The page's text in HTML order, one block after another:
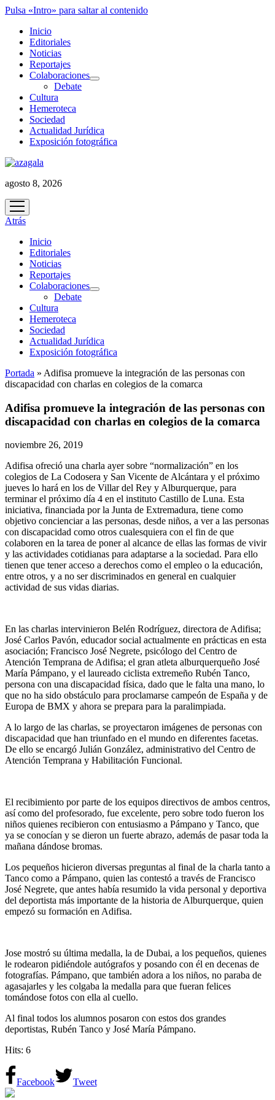
Pulsa «Intro» para saltar al contenido
Inicio
Editoriales
Noticias
Reportajes
Colaboraciones
abrir
Debate
Cultura
Hemeroteca
Sociedad
Actualidad Jurídica
Exposición fotográfica
agosto 8, 2026
abrir
menú
Atrás
Inicio
Editoriales
Noticias
Reportajes
Colaboraciones
abrir
Debate
Cultura
Hemeroteca
Sociedad
Actualidad Jurídica
Exposición fotográfica
Portada » Adifisa promueve la integración de las personas con
discapacidad con charlas en colegios de la comarca
Adifisa promueve la integración de las personas con
discapacidad con charlas en colegios de la comarca
noviembre 26, 2019
Adifisa ofreció una charla ayer sobre “normalización” en los
colegios de La Codosera y San Vicente de Alcántara y el próximo
jueves lo hará en los de Villar del Rey y Alburquerque, para
terminar el próximo día 4 en el instituto Castillo de Luna. Esta
iniciativa, financiada por la Junta de Extremadura, tiene como
objetivo concienciar a las personas, desde niños, a ver a las personas
con discapacidad como otros cualesquiera con el fin de que
colaboren en la tarea de poner al alcance de ellas las formas de vivir
y las actividades cotidianas para adaptarse a la sociedad. Para ello
tienen que tener acceso a derechos como el empleo o la educación,
entre otros, y a no ser discriminados en general en cualquier
actividad de sus vidas diarias.
En las charlas intervinieron Belén Rodríguez, directora de Adifisa;
José Carlos Pavón, educador social actualmente en prácticas en esta
asociación; Francisco José Negrete, psicólogo del Centro de
Atención Temprana de Adifisa; el gran atleta alburquerqueño José
María Pámpano, y el laureado ciclista extremeño Rubén Tanco,
persona con una discapacidad física, dado que le falta una mano, lo
que no ha sido obstáculo para proclamarse campeón de España y de
Europa de BMX y ahora se prepara para la paralimpiada.
A lo largo de las charlas, se proyectaron imágenes de personas con
discapacidad que han triunfado en el mundo en diferentes facetas.
De ello se encargó Julián González, administrativo del Centro de
Atención Temprana y Habilitación Funcional.
El recibimiento por parte de los equipos directivos de ambos centros,
así como del profesorado, fue excelente, pero sobre todo fueron los
niños quienes recibieron con entusiasmo a Pámpano y Tanco, que
ya se conocían y se dieron un fuerte abrazo, además de pasar toda la
mañana dándose bromas.
Los pequeños hicieron diversas preguntas al final de la charla tanto a
Tanco como a Pámpano, quien las contestó a través de Francisco
José Negrete, que antes había resumido la vida personal y deportiva
del deportista más importante de la historia de Alburquerque, quien
empezó su formación en Adifisa.
Jose mostró su última medalla, la de Dubai, a los pequeños, quienes
le rodearon pidiéndole autógrafos y posando con él en decenas de
fotografías. Pámpano, que también adora a los niños, no paraba de
agasajarles y les colgaba la medalla para que fueran felices
tomándose fotos con ella al cuello.
Al final todos los alumnos posaron con estos dos grandes
deportistas, Rubén Tanco y José María Pámpano.
Hits: 6
Facebook
Tweet
azagala